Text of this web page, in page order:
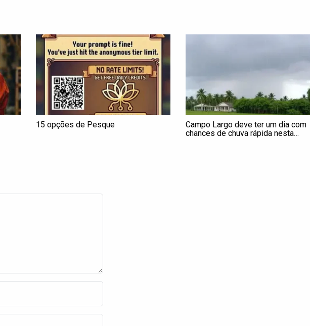
15 opções de Pesque
Campo Largo deve ter um dia com
chances de chuva rápida nesta